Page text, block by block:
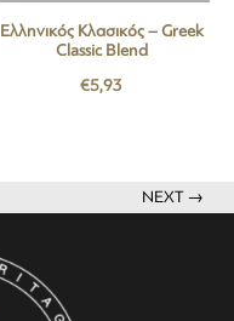
Ελληνικός Κλασικός – Greek
Classic Blend
€5,93
NEXT →